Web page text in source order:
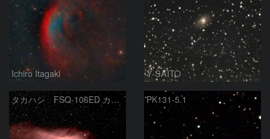
Ichiro Itagaki Y-SAITO
タカハシ FSQ-106ED カリフォルニア星雲 PK131-5.1